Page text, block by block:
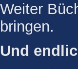
Weiter
bringen.
Und